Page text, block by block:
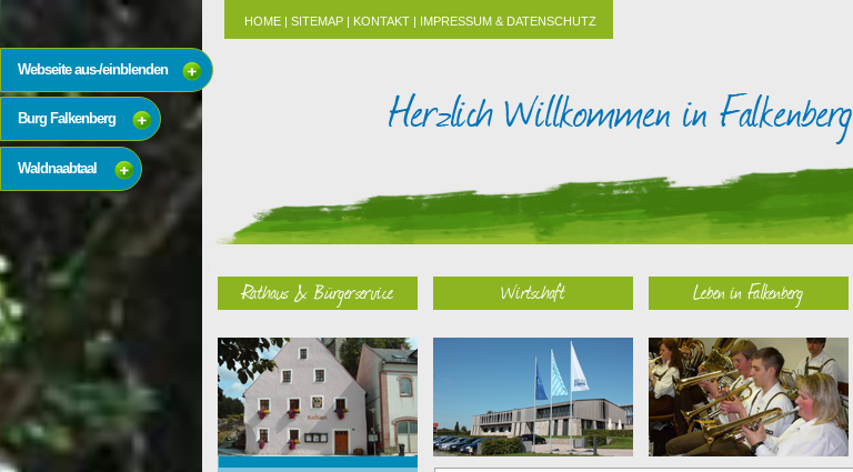
HOME| SITEMAP| KONTAKT| IMPRESSUM & DATENSCHUTZ
Rathaus & Bürgerservice Wirtschaft Leben in Falkenberg
Webseite aus-/einblenden
Burg Falkenberg
Waldnaabtaal